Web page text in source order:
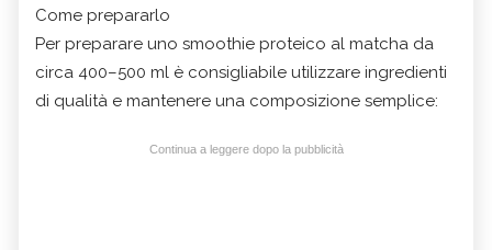
Come prepararlo
Per preparare uno smoothie proteico al matcha da
circa 400–500 ml è consigliabile utilizzare ingredienti
di qualità e mantenere una composizione semplice:
Continua a leggere dopo la pubblicità